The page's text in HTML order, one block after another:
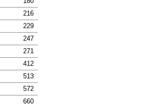
216
229
247
271
412
513
572
660